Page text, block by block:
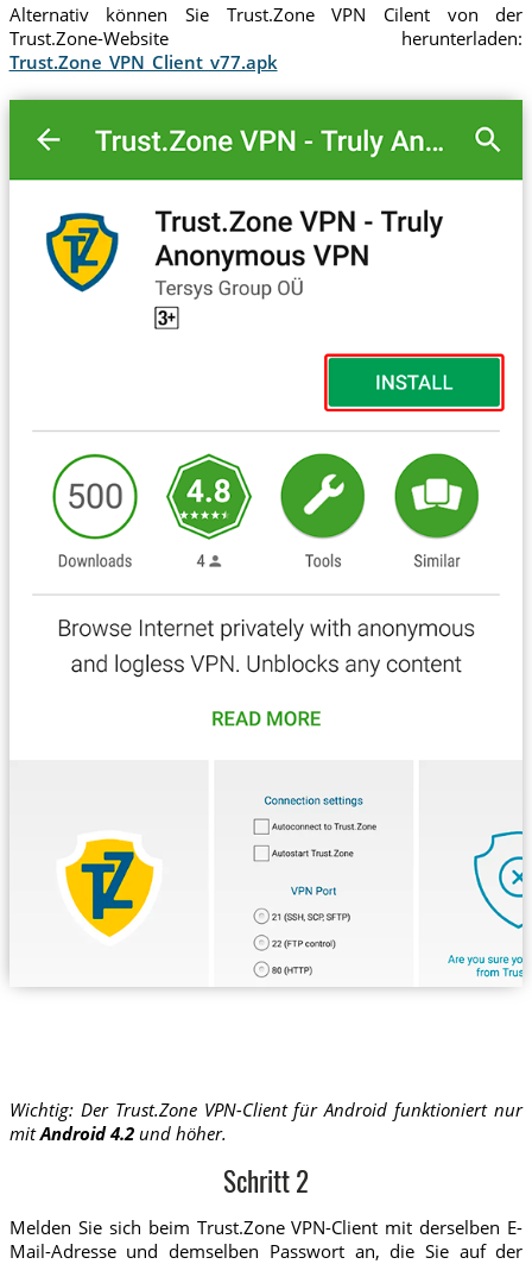
Alternativ können Sie Trust.Zone VPN Cilent von der
Trust.Zone-Website herunterladen:
Trust.Zone_VPN_Client_v77.apk
Wichtig: Der Trust.Zone VPN-Client für Android funktioniert nur
mitAndroid 4.2und höher.
Schritt 2
Melden Sie sich beim Trust.Zone VPN-Client mit derselben E-
Mail-Adresse und demselben Passwort an, die Sie auf der